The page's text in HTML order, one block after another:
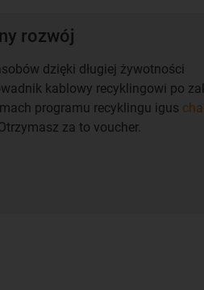
rozwój
dzięki długiej żywotności
kablowy recyklingowi po
programu recyklingu igus
za to voucher.